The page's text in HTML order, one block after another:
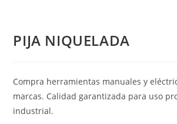
PIJA NIQUELADA
Compra herramientas manuales y
marcas. Calidad garantizada para uso
industrial.